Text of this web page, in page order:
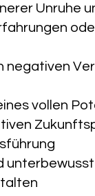
Unruhe
negativen
vollen